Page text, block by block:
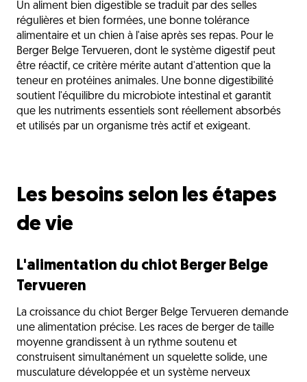
Un aliment bien digestible se traduit par des selles
régulières et bien formées, une bonne tolérance
alimentaire et un chien à l'aise après ses repas. Pour le
Berger Belge Tervueren, dont le système digestif peut
être réactif, ce critère mérite autant d'attention que la
teneur en protéines animales. Une bonne digestibilité
soutient l'équilibre du microbiote intestinal et garantit
que les nutriments essentiels sont réellement absorbés
et utilisés par un organisme très actif et exigeant.
Les besoins selon les étapes
de vie
L'alimentation du chiot Berger Belge
Tervueren
La croissance du chiot Berger Belge Tervueren demande
une alimentation précise. Les races de berger de taille
moyenne grandissent à un rythme soutenu et
construisent simultanément un squelette solide, une
musculature développée et un système nerveux